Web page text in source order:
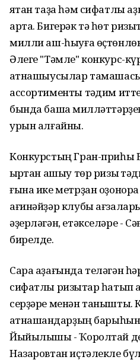
яҡтан таҙа һәм сифатлы
арта. Бигерәк тә һөт
милли аш-һыуға
Әлеге "Тәмле" конкурс-
ҡатнашыусылар
ассортименты тәҡдим
бында башҡа
урын алғайны.
Конкурстың Гран-приһы
ҡырҡтан ашыу төр ризыҡ
ғына ике метрҙан
ағинәйҙәр клубы
әҙерләгән, етәкселәре -
бирелде.
Сара аҙағында теләгән
сифатлы ризыҡтар һатып
серҙәре менән танышты.
ҡатнашҡандарҙың
Йыйылышы - Ҡоролтай
Назаровтан иҫтәлекле